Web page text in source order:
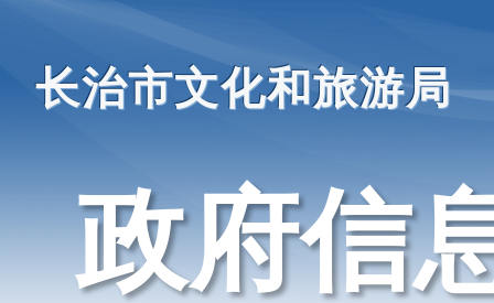
长治市文化和旅游局
政府信